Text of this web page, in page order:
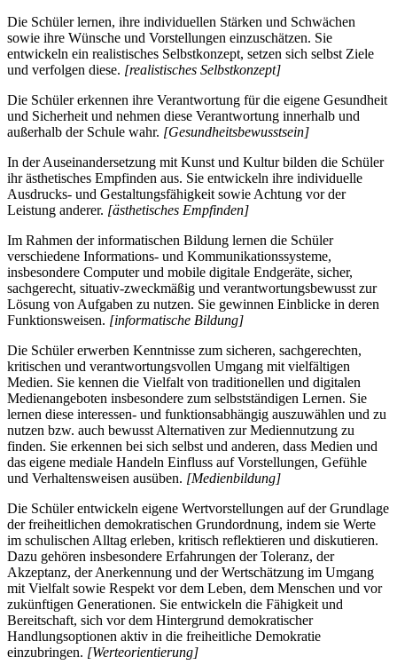
Die Schüler lernen, ihre individuellen Stärken und Schwächen
sowie ihre Wünsche und Vorstellungen einzuschätzen. Sie
entwickeln ein realistisches Selbstkonzept, setzen sich selbst Ziele
und verfolgen diese. [realistisches Selbstkonzept]
Die Schüler erkennen ihre Verantwortung für die eigene Gesundheit
und Sicherheit und nehmen diese Verantwortung innerhalb und
außerhalb der Schule wahr. [Gesundheitsbewusstsein]
In der Auseinandersetzung mit Kunst und Kultur bilden die Schüler
ihr ästhetisches Empfinden aus. Sie entwickeln ihre individuelle
Ausdrucks- und Gestaltungsfähigkeit sowie Achtung vor der
Leistung anderer. [ästhetisches Empfinden]
Im Rahmen der informatischen Bildung lernen die Schüler
verschiedene Informations- und Kommunikationssysteme,
insbesondere Computer und mobile digitale Endgeräte, sicher,
sachgerecht, situativ-zweckmäßig und verantwortungsbewusst zur
Lösung von Aufgaben zu nutzen. Sie gewinnen Einblicke in deren
Funktionsweisen. [informatische Bildung]
Die Schüler erwerben Kenntnisse zum sicheren, sachgerechten,
kritischen und verantwortungsvollen Umgang mit vielfältigen
Medien. Sie kennen die Vielfalt von traditionellen und digitalen
Medienangeboten insbesondere zum selbstständigen Lernen. Sie
lernen diese interessen- und funktionsabhängig auszuwählen und zu
nutzen bzw. auch bewusst Alternativen zur Mediennutzung zu
finden. Sie erkennen bei sich selbst und anderen, dass Medien und
das eigene mediale Handeln Einfluss auf Vorstellungen, Gefühle
und Verhaltensweisen ausüben. [Medienbildung]
Die Schüler entwickeln eigene Wertvorstellungen auf der Grundlage
der freiheitlichen demokratischen Grundordnung, indem sie Werte
im schulischen Alltag erleben, kritisch reflektieren und diskutieren.
Dazu gehören insbesondere Erfahrungen der Toleranz, der
Akzeptanz, der Anerkennung und der Wertschätzung im Umgang
mit Vielfalt sowie Respekt vor dem Leben, dem Menschen und vor
zukünftigen Generationen. Sie entwickeln die Fähigkeit und
Bereitschaft, sich vor dem Hintergrund demokratischer
Handlungsoptionen aktiv in die freiheitliche Demokratie
einzubringen. [Werteorientierung]